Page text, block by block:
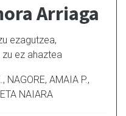
Arriaga
ezagutzea,
ez ahaztea
NAGORE, AMAIA P.,
NAIARA